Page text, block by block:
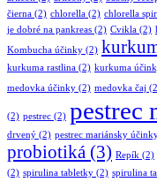
čierna (2) chlorella (2) chlorella
je dobré na pankreas (2) Cvikla (2)
Kombucha účinky (2)
kurkuma rastlina (2) kurkuma
medovka účinky (2) medovka čaj
(2) pestrec (2) pestrec
drvený (2) pestrec mariánsky
probiotiká (3) Repík (2)
(2) spirulina tabletky (2) spirulina